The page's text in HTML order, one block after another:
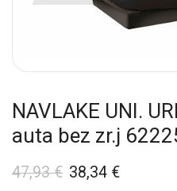
NAVLAKE UNI.
auta bez zr.j
47,93€ 38,34 €